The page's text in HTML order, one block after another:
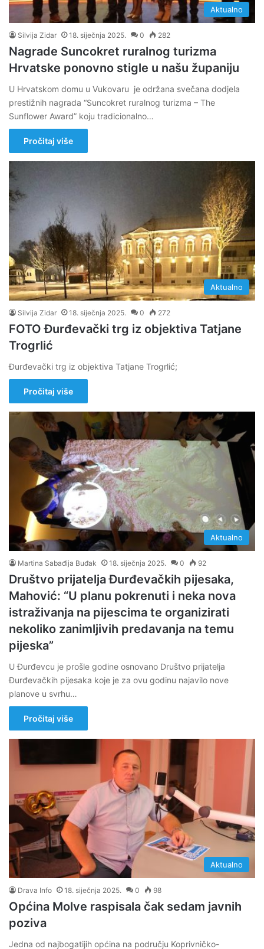
Aktualno
Silvija Zidar 18. siječnja 2025. 0 282
Nagrade Suncokret ruralnog turizma
Hrvatske ponovno stigle u našu županiju
U Hrvatskom domu u Vukovaru je održana svečana dodjela
prestižnih nagrada “Suncokret ruralnog turizma – The
Sunflower Award” koju tradicionalno…
Pročitaj više
Aktualno
Silvija Zidar 18. siječnja 2025. 0 272
FOTO Đurđevački trg iz objektiva Tatjane
Trogrlić
Đurđevački trg iz objektiva Tatjane Trogrlić;
Pročitaj više
Aktualno
Martina Sabađija Buđak 18. siječnja 2025. 0 92
Društvo prijatelja Đurđevačkih pijesaka,
Mahović: “U planu pokrenuti i neka nova
istraživanja na pijescima te organizirati
nekoliko zanimljivih predavanja na temu
pijeska”
U Đurđevcu je prošle godine osnovano Društvo prijatelja
Đurđevačkih pijesaka koje je za ovu godinu najavilo nove
planove u svrhu…
Pročitaj više
Aktualno
Drava Info 18. siječnja 2025. 0 98
Općina Molve raspisala čak sedam javnih
poziva
Jedna od najbogatijih općina na području Koprivničko-